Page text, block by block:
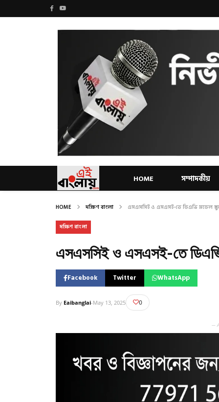
HOME সম্পাদকীয়
HOME দক্ষিণ বাংলা এসএসসিই ও এসএসই-তে ডিএভি মডেল
দক্ষিণ বাংলা
এসএসসিই ও এসএসই-তে
Facebook Twitter WhatsApp
By Eaibanglai-May 13, 2025 0
—